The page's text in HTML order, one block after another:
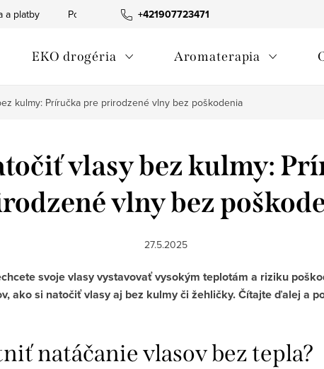
+421907723471
a platby Podmienky ochrany osobných údajov
EKO drogéria Aromaterapia
kulmy: Príručka pre prirodzené vlny bez poškodenia
vlasy bez kulmy:
vlny bez
27.5.2025
svoje vlasy vystavovať vysokým teplotám a riziku
ako si natočiť vlasy aj bez kulmy či žehličky. Čítajte ďalej a
natáčanie vlasov bez tepla?